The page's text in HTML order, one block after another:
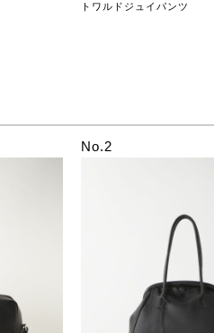
トワルドジュイパンツ
No.2